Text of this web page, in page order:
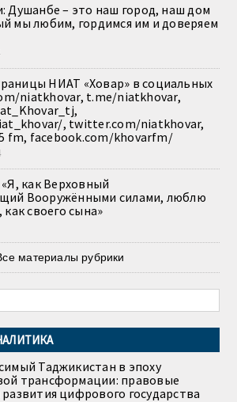
Душанбе – это наш город, наш дом
мы любим, гордимся им и доверяем
НИАТ «Ховар» в социальных
niatkhovar, t.me/niatkhovar,
, twitter.com/niatkhovar,
fm, facebook.com/khovarfm/
как Верховный
Вооружёнными силами, люблю
своего сына»
материалы рубрики
Таджикистан в эпоху
трансформации: правовые
цифрового государства